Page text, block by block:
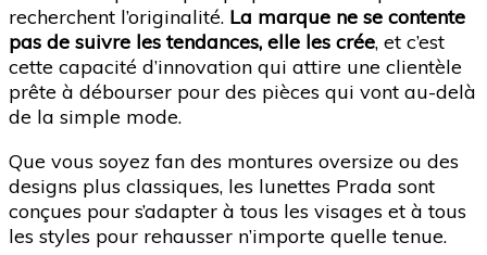
recherchent l’originalité. La marque ne se contente
pas de suivre les tendances, elle les crée, et c’est
cette capacité d’innovation qui attire une clientèle
prête à débourser pour des pièces qui vont au-delà
de la simple mode.
Que vous soyez fan des montures oversize ou des
designs plus classiques, les lunettes Prada sont
conçues pour s’adapter à tous les visages et à tous
les styles pour rehausser n’importe quelle tenue.